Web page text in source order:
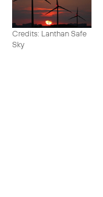
Credits: Lanthan Safe
Sky